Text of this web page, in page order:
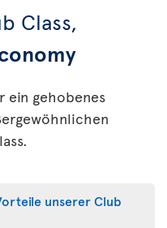
Class,
ein gehobenes
unserer Club